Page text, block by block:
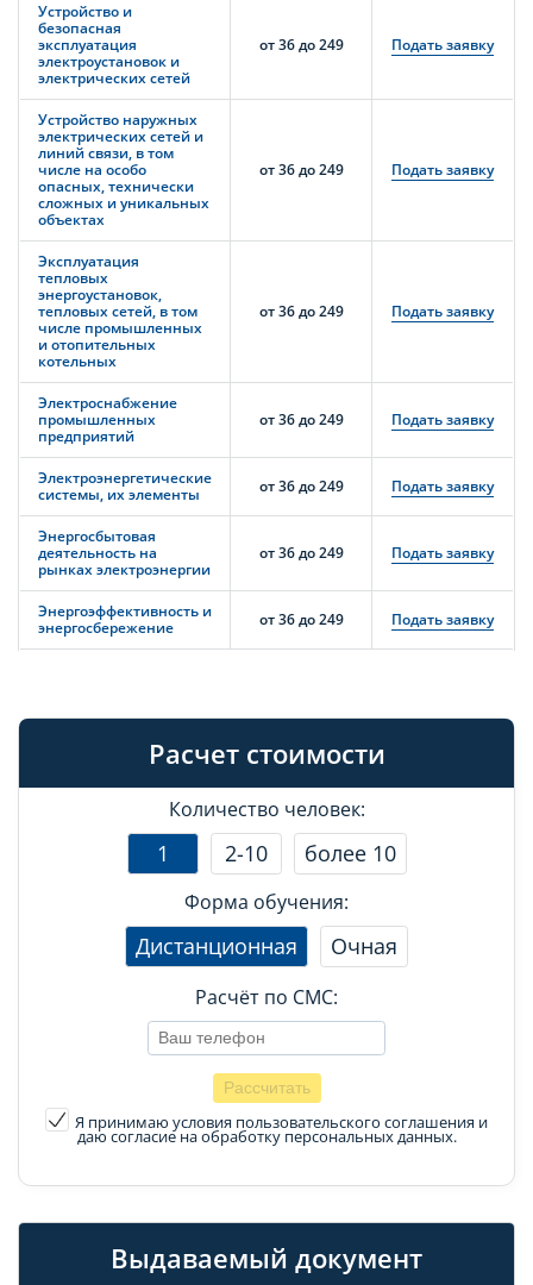
Устройство и
безопасная
эксплуатация
электроустановок и
электрических сетей
от 36 до 249 Подать заявку
Устройство наружных
электрических сетей и
линий связи, в том
числе на особо
опасных, технически
сложных и уникальных
объектах
от 36 до 249 Подать заявку
Эксплуатация
тепловых
энергоустановок,
тепловых сетей, в том
числе промышленных
и отопительных
котельных
от 36 до 249 Подать заявку
Электроснабжение
промышленных
предприятий
от 36 до 249 Подать заявку
Электроэнергетические
системы, их элементы
от 36 до 249 Подать заявку
Энергосбытовая
деятельность на
рынках электроэнергии
от 36 до 249 Подать заявку
Энергоэффективность и
энергосбережение
от 36 до 249 Подать заявку
Расчет стоимости
Количество человек:
1 2-10 более 10
Форма обучения:
Дистанционная Очная
Расчёт по СМС:
Я принимаю условия пользовательского соглашения и
даю согласие на обработку персональных данных.
Выдаваемый документ